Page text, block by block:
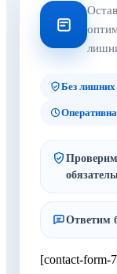
Без
Ответим
[contact-form-